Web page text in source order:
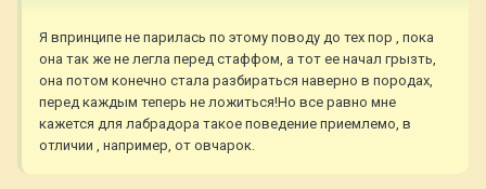
Я впринципе не парилась по этому поводу до тех пор , пока
она так же не легла перед стаффом, а тот ее начал грызть,
она потом конечно стала разбираться наверно в породах,
перед каждым теперь не ложиться!Но все равно мне
кажется для лабрадора такое поведение приемлемо, в
отличии , например, от овчарок.